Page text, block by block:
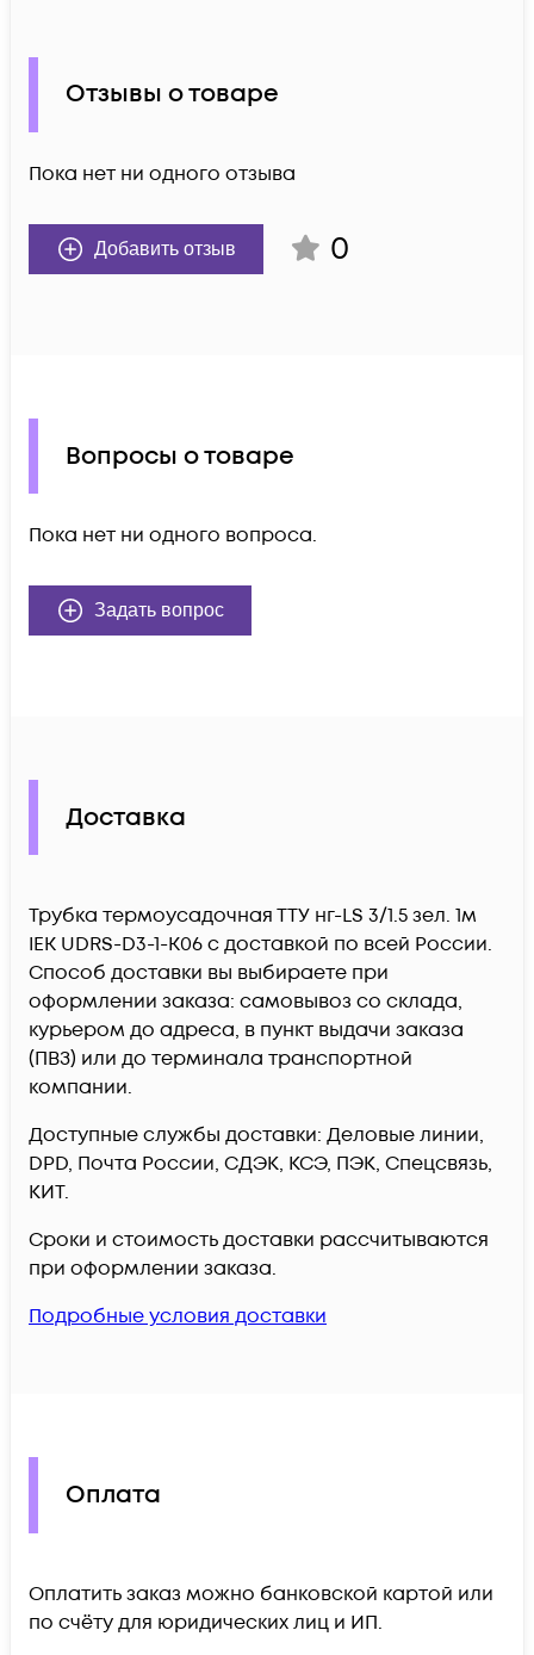
Отзывы о товаре
Пока нет ни одного отзыва
Добавить отзыв 0
Вопросы о товаре
Пока нет ни одного вопроса.
Задать вопрос
Доставка
Трубка термоусадочная ТТУ нг-LS 3/1.5 зел. 1м
IEK UDRS-D3-1-K06 c доставкой по всей России.
Способ доставки вы выбираете при
оформлении заказа: самовывоз со склада,
курьером до адреса, в пункт выдачи заказа
(ПВЗ) или до терминала транспортной
компании.
Доступные службы доставки: Деловые линии,
DPD, Почта России, СДЭК, КСЭ, ПЭК, Спецсвязь,
КИТ.
Сроки и стоимость доставки рассчитываются
при оформлении заказа.
Подробные условия доставки
Оплата
Оплатить заказ можно банковской картой или
по счёту для юридических лиц и ИП.